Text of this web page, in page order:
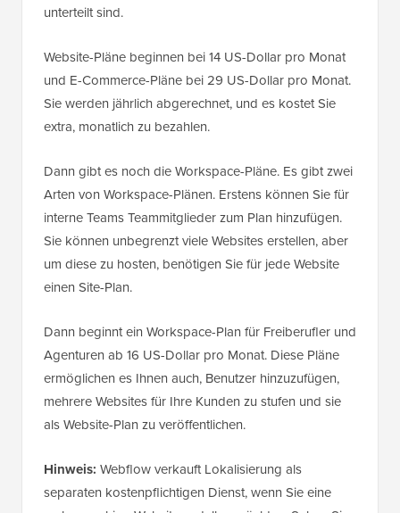
unterteilt sind.
Website-Pläne beginnen bei 14 US-Dollar pro Monat
und E-Commerce-Pläne bei 29 US-Dollar pro Monat.
Sie werden jährlich abgerechnet, und es kostet Sie
extra, monatlich zu bezahlen.
Dann gibt es noch die Workspace-Pläne. Es gibt zwei
Arten von Workspace-Plänen. Erstens können Sie für
interne Teams Teammitglieder zum Plan hinzufügen.
Sie können unbegrenzt viele Websites erstellen, aber
um diese zu hosten, benötigen Sie für jede Website
einen Site-Plan.
Dann beginnt ein Workspace-Plan für Freiberufler und
Agenturen ab 16 US-Dollar pro Monat. Diese Pläne
ermöglichen es Ihnen auch, Benutzer hinzuzufügen,
mehrere Websites für Ihre Kunden zu stufen und sie
als Website-Plan zu veröffentlichen.
Hinweis: Webflow verkauft Lokalisierung als
separaten kostenpflichtigen Dienst, wenn Sie eine